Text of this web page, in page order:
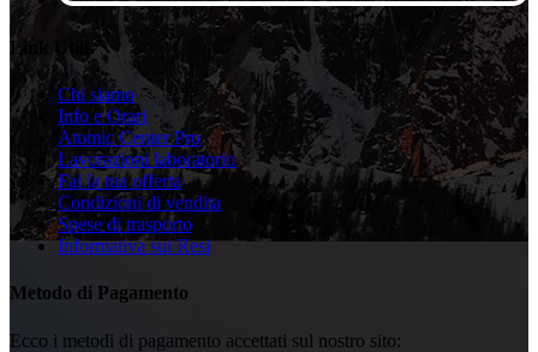
Link Utili
Chi siamo
Info e Orari
Atomic Center Pro
Lavorazioni laboratorio
Fai la tua offerta
Condizioni di vendita
Spese di trasporto
Informativa sui Resi
Metodo di Pagamento
Ecco i metodi di pagamento accettati sul nostro sito: